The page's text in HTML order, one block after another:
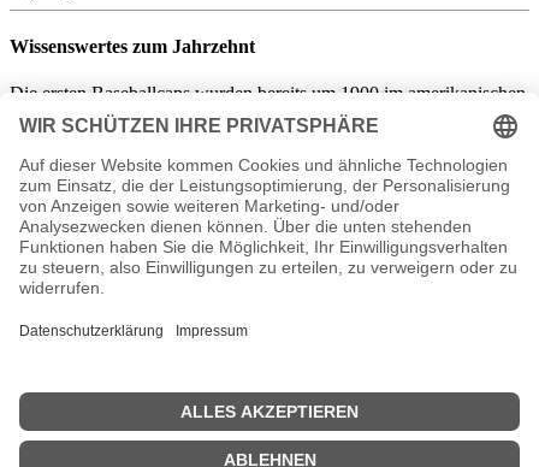
Wissenswertes zum Jahrzehnt
Die ersten Baseballcaps wurden bereits um 1900 im amerikanischen
Sport verwendet. So konnten die Spieler ihre Augen vor der grellen
Sonneschützen. Heute sind sie ein beliebtes modisches Accessoire.
20er Mode für Ihre Mottoparty 20er JahreKleidung
20er Jahre Kleid Cocktailkleider - Jedes Cocktailkleid in weiteren
Mode zeichnen und entwerfen
Die Basis für angehende Modemacher und Hobby-Modeschöpfer.
Das Buch zeigt Grundlagen und Grundtypen von
Modezeichnungen und Entwurfstechniken. Zahlreiche